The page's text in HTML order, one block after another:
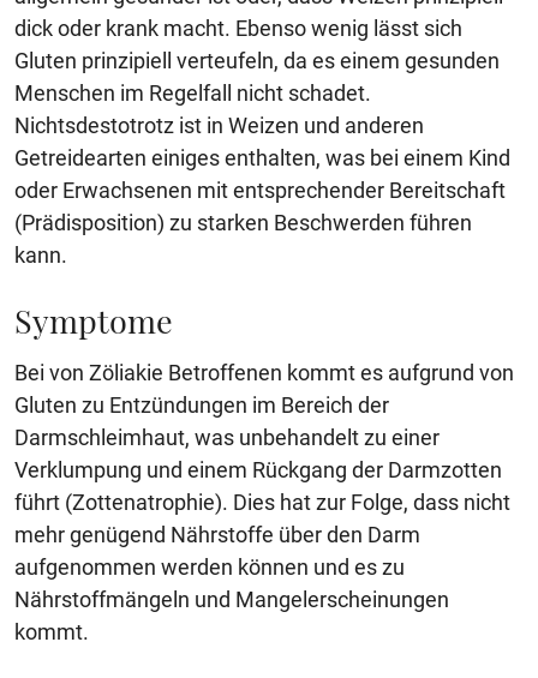
dick oder krank macht. Ebenso wenig lässt sich
Gluten prinzipiell verteufeln, da es einem gesunden
Menschen im Regelfall nicht schadet.
Nichtsdestotrotz ist in Weizen und anderen
Getreidearten einiges enthalten, was bei einem Kind
oder Erwachsenen mit entsprechender Bereitschaft
(Prädisposition) zu starken Beschwerden führen
kann.
Symptome
Bei von Zöliakie Betroffenen kommt es aufgrund von
Gluten zu Entzündungen im Bereich der
Darmschleimhaut, was unbehandelt zu einer
Verklumpung und einem Rückgang der Darmzotten
führt (Zottenatrophie). Dies hat zur Folge, dass nicht
mehr genügend Nährstoffe über den Darm
aufgenommen werden können und es zu
Nährstoffmängeln und Mangelerscheinungen
kommt.